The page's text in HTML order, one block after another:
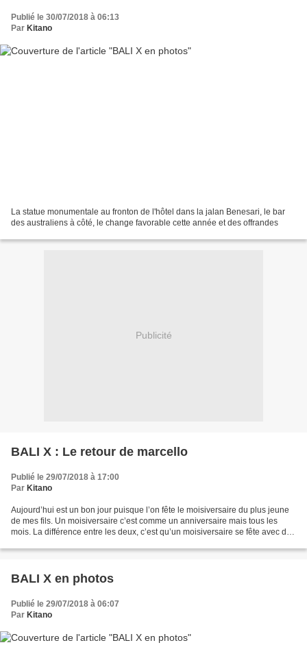
Publié le 30/07/2018 à 06:13
Par Kitano
La statue monumentale au fronton de l'hôtel dans la jalan Benesari, le bar
des australiens à côté, le change favorable cette année et des offrandes
Publicité
BALI X : Le retour de marcello
Publié le 29/07/2018 à 17:00
Par Kitano
Aujourd’hui est un bon jour puisque l’on fête le moisiversaire du plus jeune
de mes fils. Un moisiversaire c’est comme un anniversaire mais tous les
mois. La différence entre les deux, c’est qu’un moisiversaire se fête avec des
BALI X en photos
Publié le 29/07/2018 à 06:07
Par Kitano